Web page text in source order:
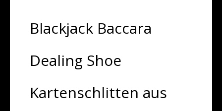
Blackjack Baccara
Dealing Shoe
Kartenschlitten aus